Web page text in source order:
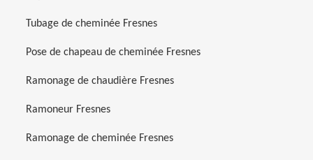
Tubage de cheminée Fresnes
Pose de chapeau de cheminée Fresnes
Ramonage de chaudière Fresnes
Ramoneur Fresnes
Ramonage de cheminée Fresnes